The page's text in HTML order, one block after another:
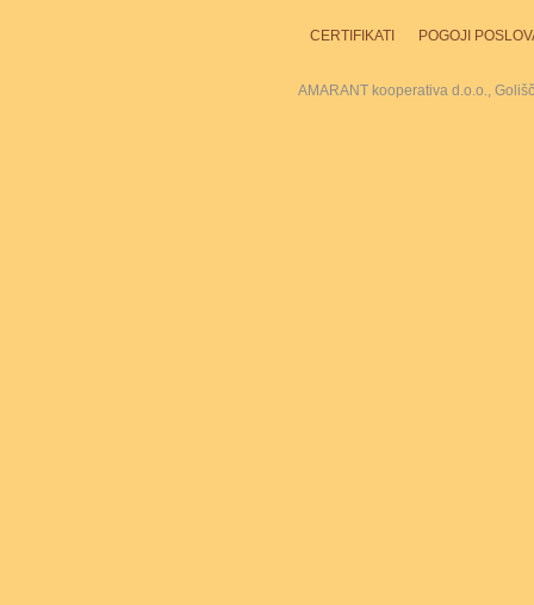
CERTIFIKATI POGOJI
AMARANT kooperativa d.o.o.,